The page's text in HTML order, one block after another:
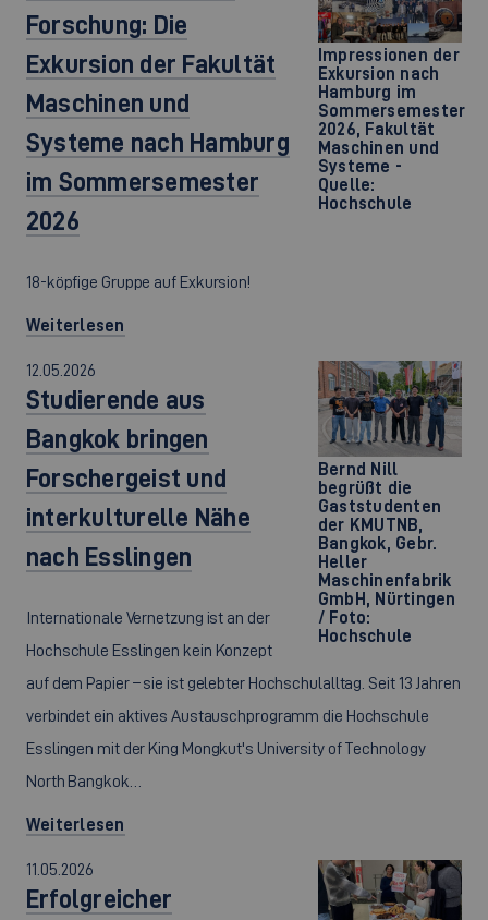
Impressionen der
Exkursion nach
Hamburg im
Sommersemester
2026, Fakultät
Maschinen und
Systeme -
Quelle:
Hochschule
Forschung: Die
Exkursion der Fakultät
Maschinen und
Systeme nach Hamburg
im Sommersemester
2026
18-köpfige Gruppe auf Exkursion!
Weiterlesen
Bernd Nill
begrüßt die
Gaststudenten
der KMUTNB,
Bangkok, Gebr.
Heller
Maschinenfabrik
GmbH, Nürtingen
/ Foto:
Hochschule
12.05.2026
Studierende aus
Bangkok bringen
Forschergeist und
interkulturelle Nähe
nach Esslingen
Internationale Vernetzung ist an der
Hochschule Esslingen kein Konzept
auf dem Papier – sie ist gelebter Hochschulalltag. Seit 13 Jahren
verbindet ein aktives Austauschprogramm die Hochschule
Esslingen mit der King Mongkut's University of Technology
North Bangkok…
Weiterlesen
11.05.2026
Erfolgreicher